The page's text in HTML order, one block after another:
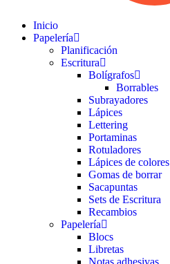
Inicio
Papelería
Planificación
Escritura
Bolígrafos
Borrables
Subrayadores
Lápices
Lettering
Portaminas
Rotuladores
Lápices de colores
Gomas de borrar
Sacapuntas
Sets de Escritura
Recambios
Papelería
Blocs
Libretas
Notas adhesivas